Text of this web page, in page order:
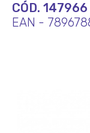
CÓD. 147966
EAN -